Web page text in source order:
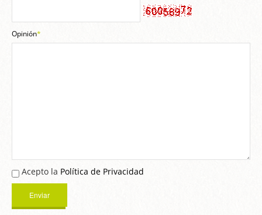
Opinión*
Acepto la Política de Privacidad